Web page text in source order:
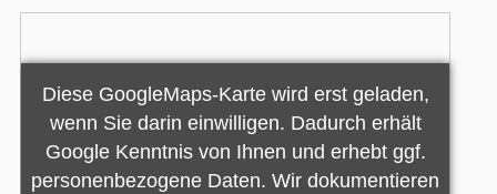
Diese GoogleMaps-Karte wird erst geladen,
wenn Sie darin einwilligen. Dadurch erhält
Google Kenntnis von Ihnen und erhebt ggf.
personenbezogene Daten. Wir dokumentieren